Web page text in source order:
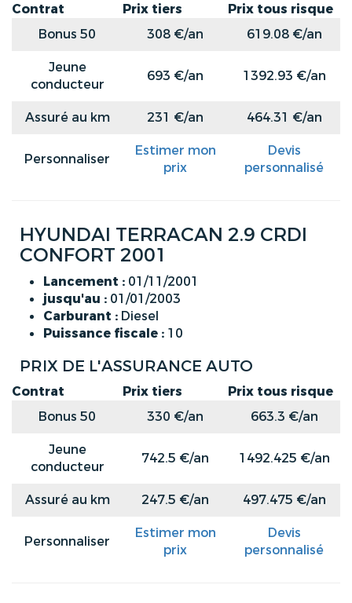
Contrat Prix tiers
Prix tous risque
Bonus 50
308 €/an
619.08 €/an
Jeune
conducteur
693 €/an 1392.93 €/an
Assuré au km 231 €/an 464.31 €/an
Personnaliser
Estimer mon
prix
Devis
personnalisé
HYUNDAI TERRACAN 2.9 CRDI
CONFORT 2001
Lancement : 01/11/2001
jusqu'au : 01/01/2003
Carburant : Diesel
Puissance fiscale : 10
PRIX DE L'ASSURANCE AUTO
Contrat Prix tiers
Prix tous risque
Bonus 50
330 €/an
663.3 €/an
Jeune
conducteur
742.5 €/an 1492.425 €/an
Assuré au km 247.5 €/an 497.475 €/an
Personnaliser
Estimer mon
prix
Devis
personnalisé